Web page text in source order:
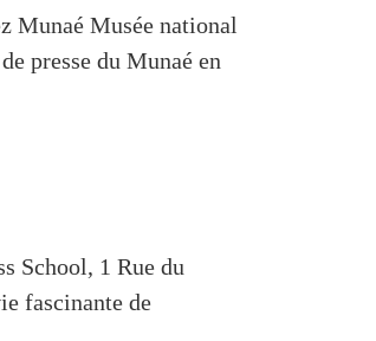
Munaé Musée national
presse du Munaé en
School, 1 Rue du
fascinante de